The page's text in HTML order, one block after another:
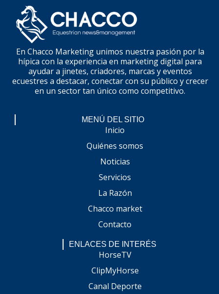
En Chacco Marketing unimos nuestra pasión por la
hípica con la experiencia en marketing digital para
ayudar a jinetes, criadores, marcas y eventos
ecuestres a destacar, conectar con su público y crecer
en un sector tan único como competitivo.
MENÚ DEL SITIO
Inicio
Quiénes somos
Noticias
Servicios
La Razón
Chacco market
Contacto
ENLACES DE INTERÉS
HorseTV
ClipMyHorse
Canal Deporte